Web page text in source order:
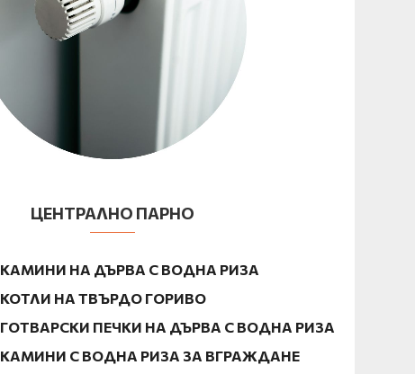
ЦЕНТРАЛНО ПАРНО
КАМИНИ НА ДЪРВА С ВОДНА РИЗА
КОТЛИ НА ТВЪРДО ГОРИВО
ГОТВАРСКИ ПЕЧКИ НА ДЪРВА С ВОДНА РИЗА
КАМИНИ С ВОДНА РИЗА ЗА ВГРАЖДАНЕ